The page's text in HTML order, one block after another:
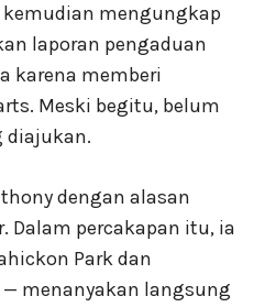
mengungkap
laporan pengaduan
karena memberi
Meski begitu, belum
diajukan.
dengan alasan
Dalam percakapan itu, ia
Park dan
menanyakan langsung